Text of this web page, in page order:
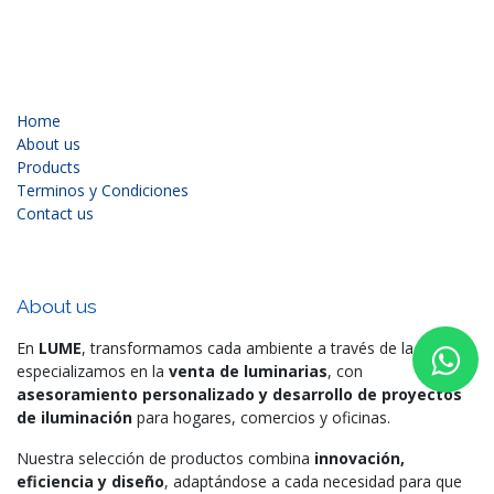
Home
About us
Products
Terminos y Condiciones
Contact us
About us
En LUME, transformamos cada ambiente a través de la luz. Nos
especializamos en la venta de luminarias, con
asesoramiento personalizado y desarrollo de proyectos
de iluminación para hogares, comercios y oficinas.
Nuestra selección de productos combina innovación,
eficiencia y diseño, adaptándose a cada necesidad para que